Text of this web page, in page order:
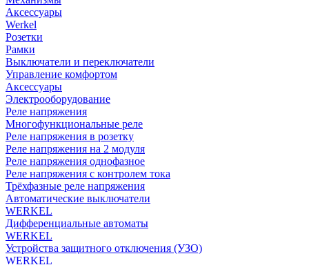
Аксессуары
Werkel
Розетки
Рамки
Выключатели и переключатели
Управление комфортом
Аксессуары
Электрооборудование
Реле напряжения
Многофункциональные реле
Реле напряжения в розетку
Реле напряжения на 2 модуля
Реле напряжения однофазное
Реле напряжения с контролем тока
Трёхфазные реле напряжения
Автоматические выключатели
WERKEL
Дифференциальные автоматы
WERKEL
Устройства защитного отключения (УЗО)
WERKEL